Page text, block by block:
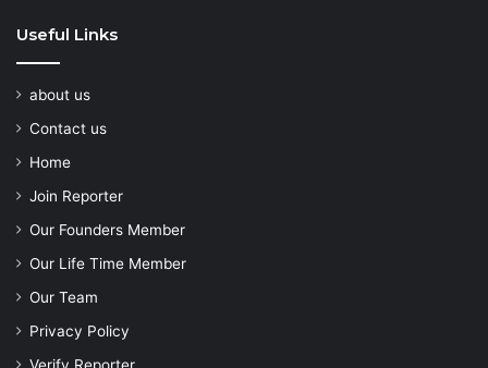
Useful Links
about us
Contact us
Home
Join Reporter
Our Founders Member
Our Life Time Member
Our Team
Privacy Policy